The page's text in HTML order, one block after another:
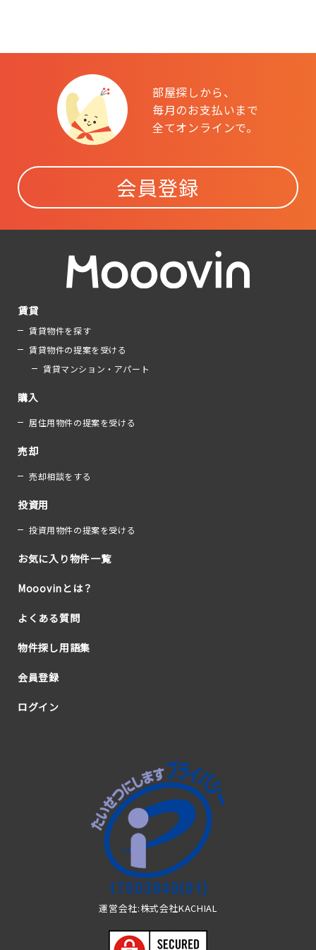
部屋探しから、
毎月のお支払いまで
全てオンラインで。
会員登録
賃貸
賃貸物件を探す
賃貸物件の提案を受ける
賃貸マンション・アパート
購入
居住用物件の提案を受ける
売却
売却相談をする
投資用
投資用物件の提案を受ける
お気に入り物件一覧
Mooovinとは？
よくある質問
物件探し用語集
会員登録
ログイン
運営会社:株式会社KACHIAL